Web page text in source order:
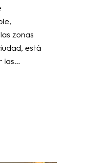
zonas
está
las...